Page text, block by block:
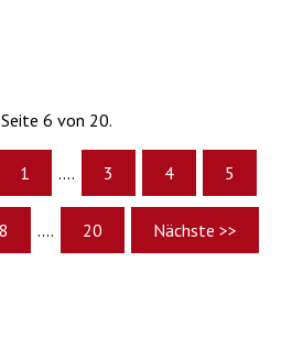
Seite 6 von 20.
1 .... 3 4 5
8 .... 20 Nächste >>